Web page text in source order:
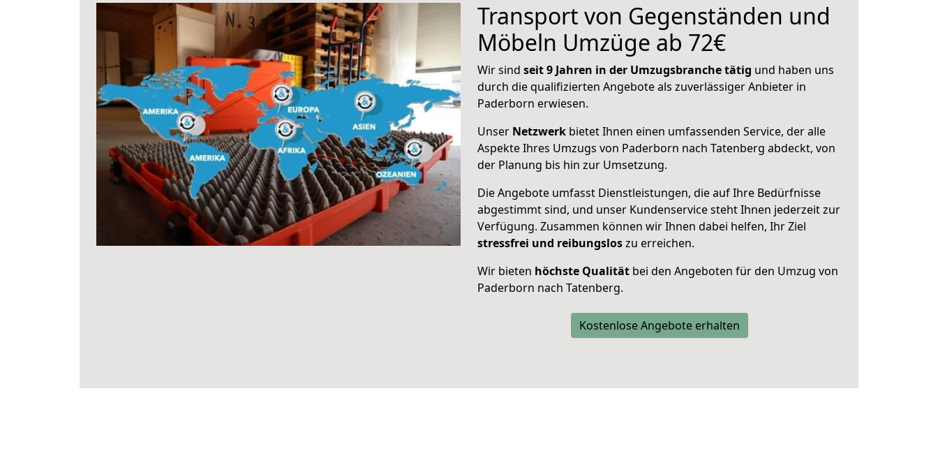
Transport von Gegenständen und
Möbeln Umzüge ab 72€
Wir sind seit 9 Jahren in der Umzugsbranche tätig und haben uns
durch die qualifizierten Angebote als zuverlässiger Anbieter in
Paderborn erwiesen.
Unser Netzwerk bietet Ihnen einen umfassenden Service, der alle
Aspekte Ihres Umzugs von Paderborn nach Tatenberg abdeckt, von
der Planung bis hin zur Umsetzung.
Die Angebote umfasst Dienstleistungen, die auf Ihre Bedürfnisse
abgestimmt sind, und unser Kundenservice steht Ihnen jederzeit zur
Verfügung. Zusammen können wir Ihnen dabei helfen, Ihr Ziel
stressfrei und reibungsloszu erreichen.
Wir bieten höchste Qualität bei den Angeboten für den Umzug von
Paderborn nach Tatenberg.
Kostenlose Angebote erhalten